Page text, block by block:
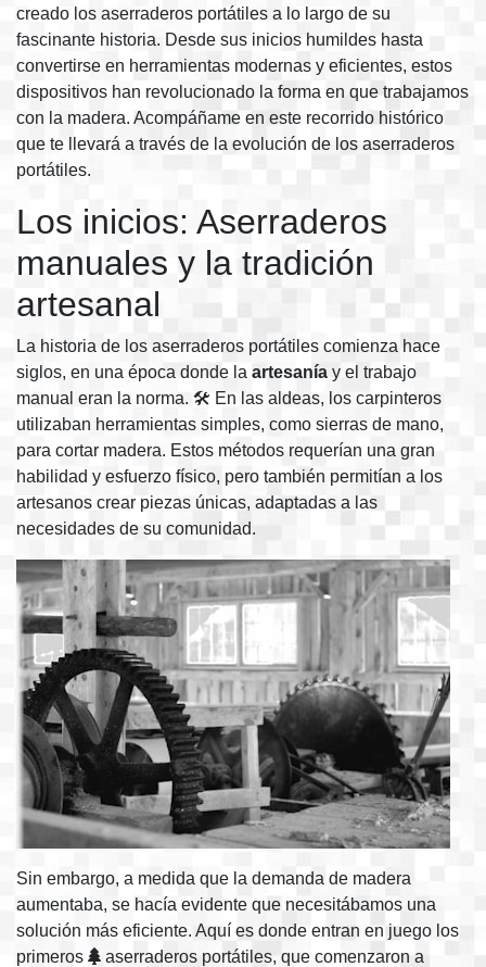
creado los aserraderos portátiles a lo largo de su
fascinante historia. Desde sus inicios humildes hasta
convertirse en herramientas modernas y eficientes, estos
dispositivos han revolucionado la forma en que trabajamos
con la madera. Acompáñame en este recorrido histórico
que te llevará a través de la evolución de los aserraderos
portátiles.
Los inicios: Aserraderos
manuales y la tradición
artesanal
La historia de los aserraderos portátiles comienza hace
siglos, en una época donde la artesanía y el trabajo
manual eran la norma. 🛠️ En las aldeas, los carpinteros
utilizaban herramientas simples, como sierras de mano,
para cortar madera. Estos métodos requerían una gran
habilidad y esfuerzo físico, pero también permitían a los
artesanos crear piezas únicas, adaptadas a las
necesidades de su comunidad.
Sin embargo, a medida que la demanda de madera
aumentaba, se hacía evidente que necesitábamos una
solución más eficiente. Aquí es donde entran en juego los
primeros
aserraderos portátiles, que comenzaron a